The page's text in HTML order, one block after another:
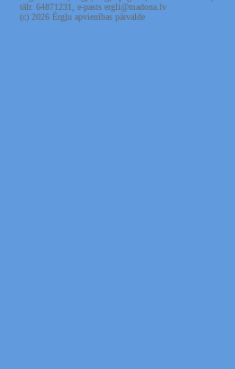
tālr. 64871231, e-pasts ergli@madona.lv
(c) 2026 Ērgļu apvienības pārvalde